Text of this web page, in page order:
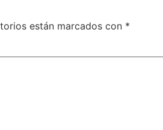
están marcados con *